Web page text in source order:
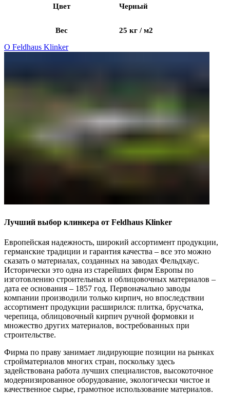
Цвет Черный
Вес 25 кг / м2
О Feldhaus Klinker
Лучший выбор клинкера от Feldhaus Klinker
Европейская надежность, широкий ассортимент продукции,
германские традиции и гарантия качества – все это можно
сказать о материалах, созданных на заводах Фельдхаус.
Исторически это одна из старейших фирм Европы по
изготовлению строительных и облицовочных материалов –
дата ее основания – 1857 год. Первоначально заводы
компании производили только кирпич, но впоследствии
ассортимент продукции расширился: плитка, брусчатка,
черепица, облицовочный кирпич ручной формовки и
множество других материалов, востребованных при
строительстве.
Фирма по праву занимает лидирующие позиции на рынках
стройматериалов многих стран, поскольку здесь
задействована работа лучших специалистов, высокоточное
модернизированное оборудование, экологически чистое и
качественное сырье, грамотное использование материалов.